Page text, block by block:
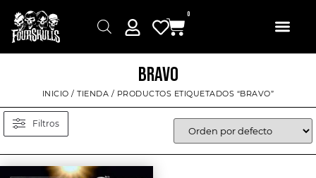
0
BRAVO
INICIO /TIENDA / PRODUCTOS ETIQUETADOS “BRAVO”
Filtros